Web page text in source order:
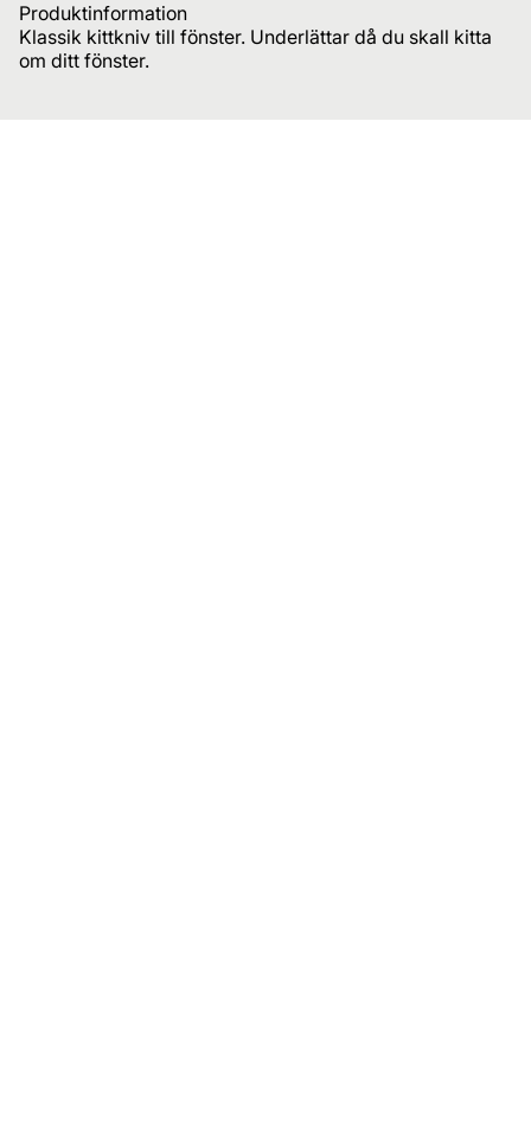
Produktinformation
Klassik kittkniv till fönster. Underlättar då du skall kitta
om ditt fönster.